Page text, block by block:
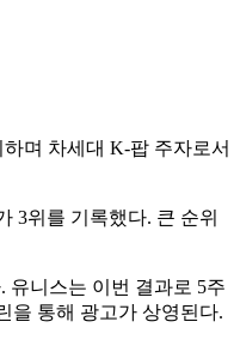
며 차세대 K-팝 주자로서
3위를 기록했다. 큰 순위
유니스는 이번 결과로 5주
을 통해 광고가 상영된다.